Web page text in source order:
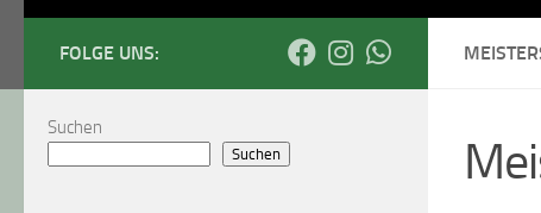
FOLGE UNS:
Suchen
Suchen